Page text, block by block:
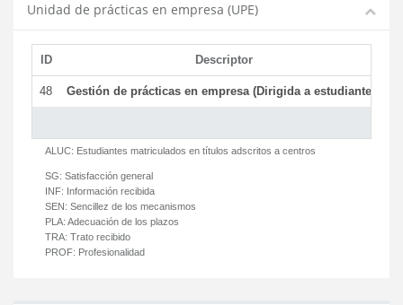
Unidad de prácticas en empresa (UPE)
ID Descriptor
48 Gestión de prácticas en empresa (Dirigida a estudiantes)
ALUC: Estudiantes matriculados en títulos adscritos a centros
SG: Satisfacción general
INF: Información recibida
SEN: Sencillez de los mecanismos
PLA: Adecuación de los plazos
TRA: Trato recibido
PROF: Profesionalidad